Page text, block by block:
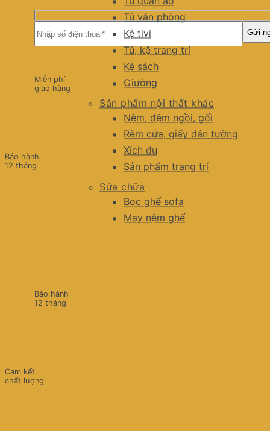
Tủ văn phòng
Kệ tivi
Tủ, kệ trang trí
Kệ sách
Giường
Sản phẩm nội thất khác
Nệm, đệm ngồi, gối
Rèm cửa, giấy dán tường
Xích đu
Sản phẩm trang trí
Sửa chữa
Bọc ghế sofa
May nệm ghế
Miễn phí
giao hàng
Bảo hành
12 tháng
Bảo hành
12 tháng
Cam kết
chất lượng